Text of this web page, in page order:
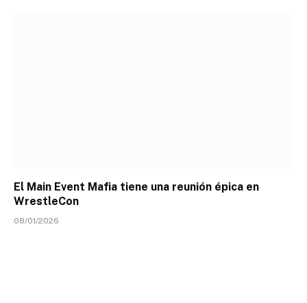
El Main Event Mafia tiene una reunión épica en
WrestleCon
08/01/2026